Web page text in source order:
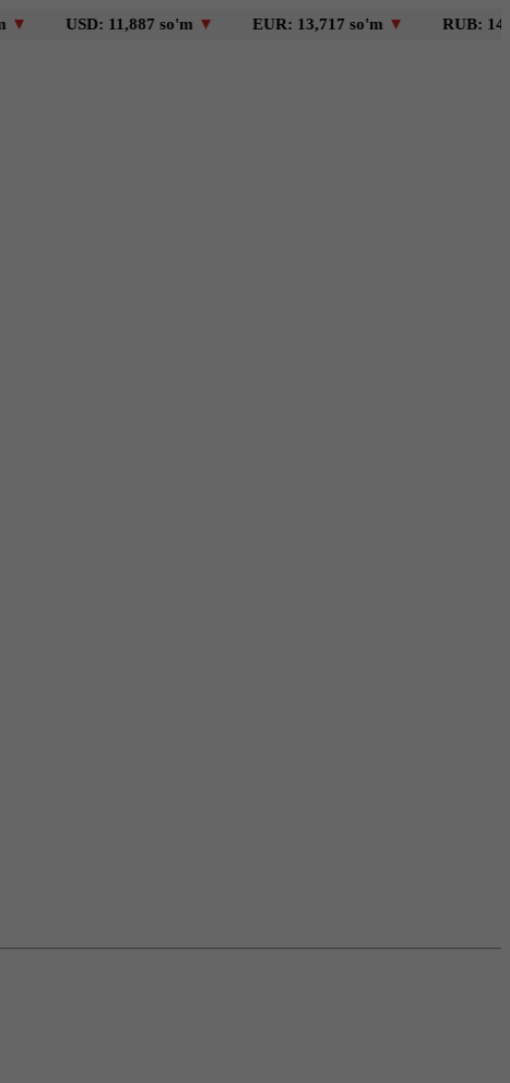
USD: 11,887 so'm▼ EUR: 13,717 so'm▼ RUB: 146 so'm